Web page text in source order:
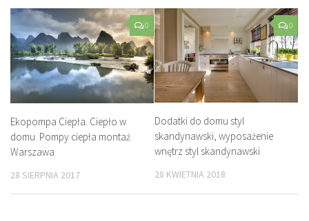
0
Ekopompa Ciepła. Ciepło w
domu. Pompy ciepła montaż
Warszawa
28 SIERPNIA 2017
0
Dodatki do domu styl
skandynawski, wyposażenie
wnętrz styl skandynawski
28 KWIETNIA 2018